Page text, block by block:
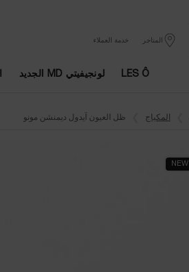
المتاجر خدمة العملاء
LES Ô لونجيفيتي MD الجديد
المكياج ظل العيون آيدول ديمنشن مونو
NEW